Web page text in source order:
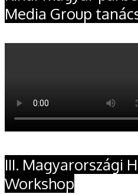
Media Group
III. Magyarországi
Workshop